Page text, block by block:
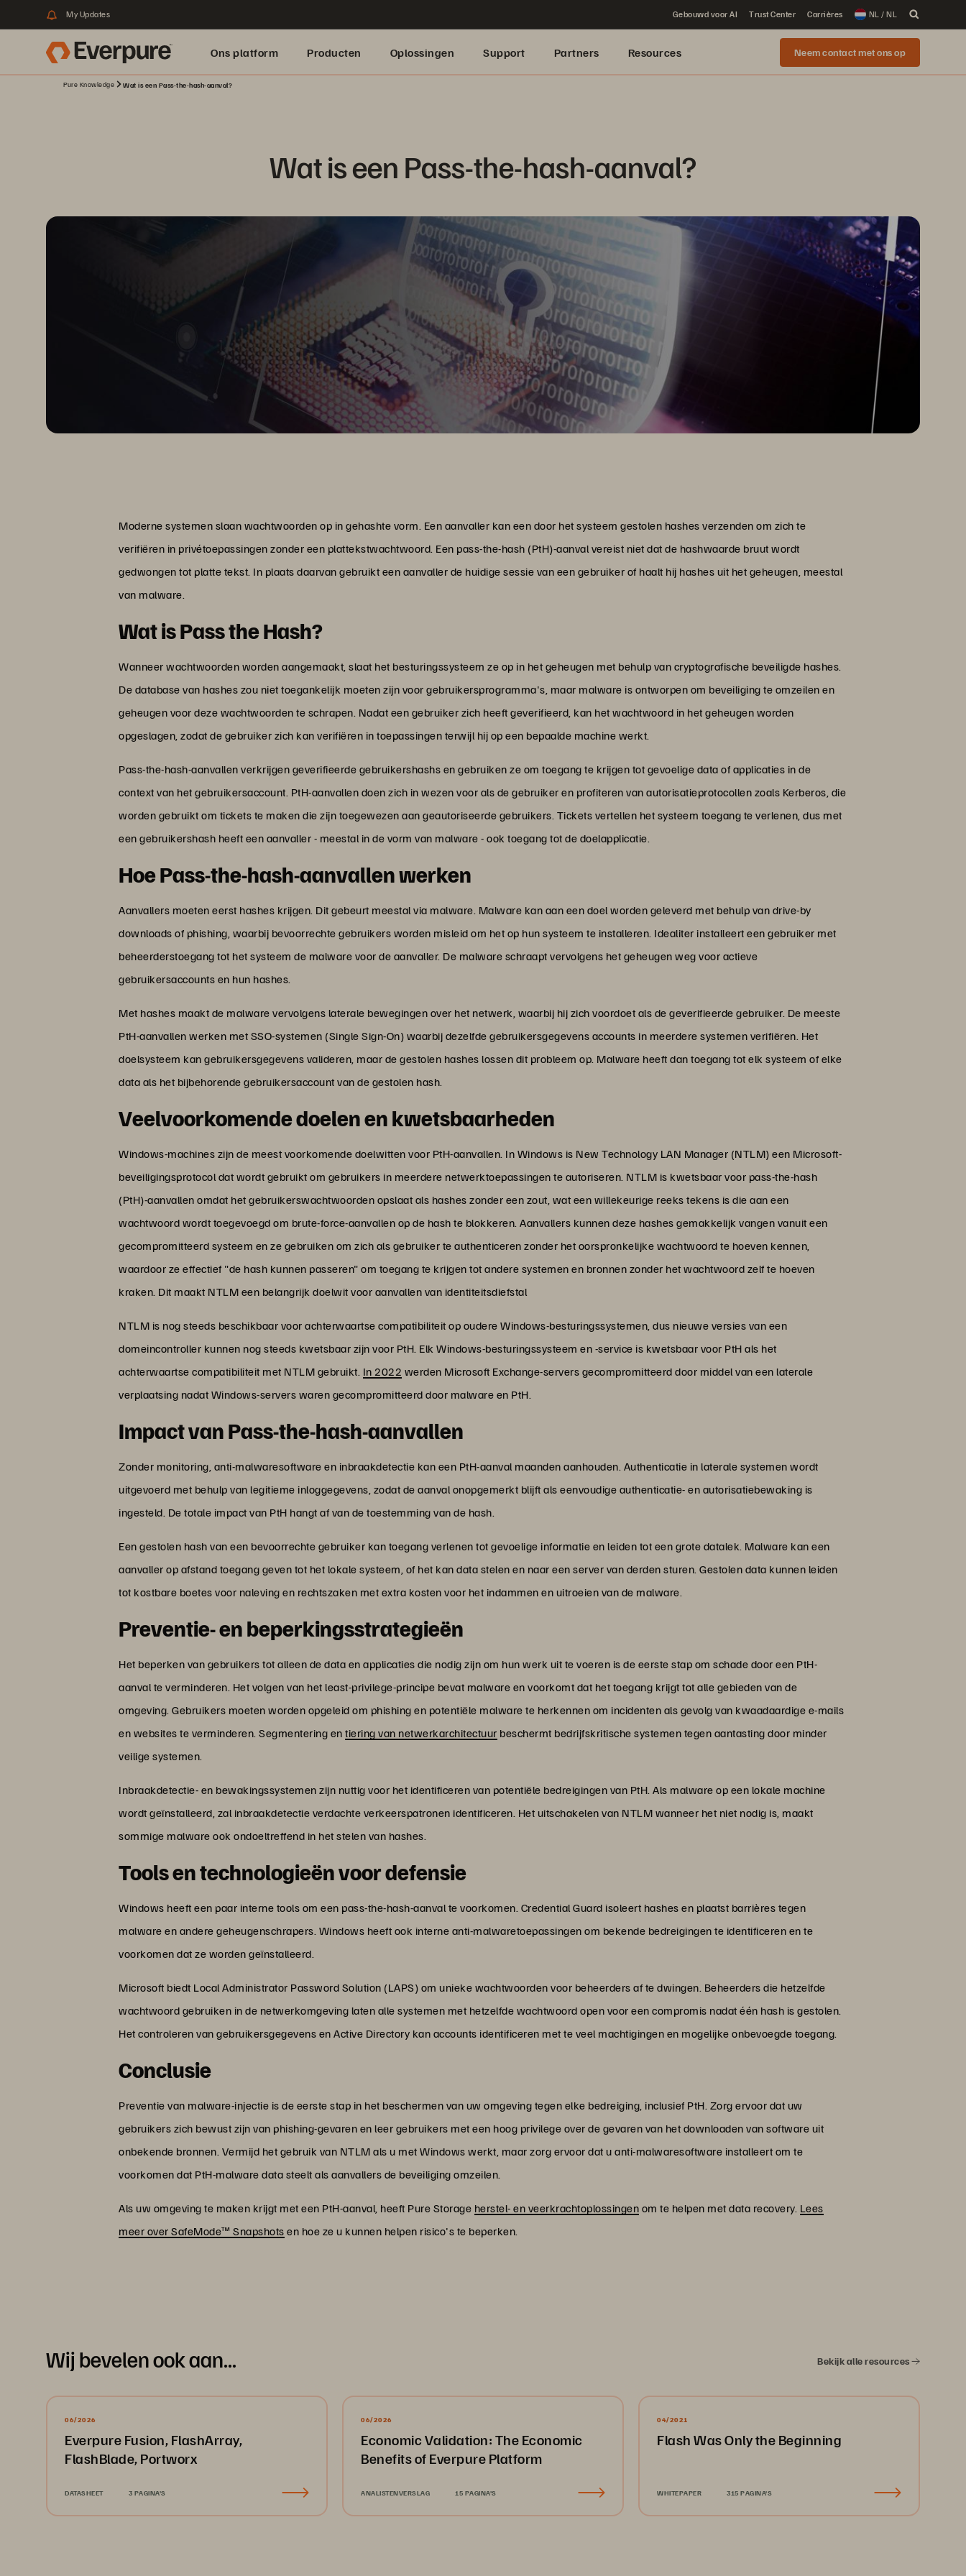
My Updates Gebouwd voor AI Trust Center Carrières NL / NL
Ons platform Producten Oplossingen Support Partners Resources Neem contact met ons op
Pure Knowledge Wat is een Pass-the-hash-aanval?
Wat is een Pass-the-hash-aanval?
Moderne systemen slaan wachtwoorden op in gehashte vorm. Een aanvaller kan een door het systeem gestolen hashes verzenden om zich te
verifiëren in privétoepassingen zonder een plattekstwachtwoord. Een pass-the-hash (PtH)-aanval vereist niet dat de hashwaarde bruut wordt
gedwongen tot platte tekst. In plaats daarvan gebruikt een aanvaller de huidige sessie van een gebruiker of haalt hij hashes uit het geheugen, meestal
van malware.
Wat is Pass the Hash?
Wanneer wachtwoorden worden aangemaakt, slaat het besturingssysteem ze op in het geheugen met behulp van cryptografische beveiligde hashes.
De database van hashes zou niet toegankelijk moeten zijn voor gebruikersprogramma's, maar malware is ontworpen om beveiliging te omzeilen en
geheugen voor deze wachtwoorden te schrapen. Nadat een gebruiker zich heeft geverifieerd, kan het wachtwoord in het geheugen worden
opgeslagen, zodat de gebruiker zich kan verifiëren in toepassingen terwijl hij op een bepaalde machine werkt.
Pass-the-hash-aanvallen verkrijgen geverifieerde gebruikershashs en gebruiken ze om toegang te krijgen tot gevoelige data of applicaties in de
context van het gebruikersaccount. PtH-aanvallen doen zich in wezen voor als de gebruiker en profiteren van autorisatieprotocollen zoals Kerberos, die
worden gebruikt om tickets te maken die zijn toegewezen aan geautoriseerde gebruikers. Tickets vertellen het systeem toegang te verlenen, dus met
een gebruikershash heeft een aanvaller - meestal in de vorm van malware - ook toegang tot de doelapplicatie.
Hoe Pass-the-hash-aanvallen werken
Aanvallers moeten eerst hashes krijgen. Dit gebeurt meestal via malware. Malware kan aan een doel worden geleverd met behulp van drive-by
downloads of phishing, waarbij bevoorrechte gebruikers worden misleid om het op hun systeem te installeren. Idealiter installeert een gebruiker met
beheerderstoegang tot het systeem de malware voor de aanvaller. De malware schraapt vervolgens het geheugen weg voor actieve
gebruikersaccounts en hun hashes.
Met hashes maakt de malware vervolgens laterale bewegingen over het netwerk, waarbij hij zich voordoet als de geverifieerde gebruiker. De meeste
PtH-aanvallen werken met SSO-systemen (Single Sign-On) waarbij dezelfde gebruikersgegevens accounts in meerdere systemen verifiëren. Het
doelsysteem kan gebruikersgegevens valideren, maar de gestolen hashes lossen dit probleem op. Malware heeft dan toegang tot elk systeem of elke
data als het bijbehorende gebruikersaccount van de gestolen hash.
Veelvoorkomende doelen en kwetsbaarheden
Windows-machines zijn de meest voorkomende doelwitten voor PtH-aanvallen. In Windows is New Technology LAN Manager (NTLM) een Microsoft-
beveiligingsprotocol dat wordt gebruikt om gebruikers in meerdere netwerktoepassingen te autoriseren. NTLM is kwetsbaar voor pass-the-hash
(PtH)-aanvallen omdat het gebruikerswachtwoorden opslaat als hashes zonder een zout, wat een willekeurige reeks tekens is die aan een
wachtwoord wordt toegevoegd om brute-force-aanvallen op de hash te blokkeren. Aanvallers kunnen deze hashes gemakkelijk vangen vanuit een
gecompromitteerd systeem en ze gebruiken om zich als gebruiker te authenticeren zonder het oorspronkelijke wachtwoord te hoeven kennen,
waardoor ze effectief "de hash kunnen passeren" om toegang te krijgen tot andere systemen en bronnen zonder het wachtwoord zelf te hoeven
kraken. Dit maakt NTLM een belangrijk doelwit voor aanvallen van identiteitsdiefstal
NTLM is nog steeds beschikbaar voor achterwaartse compatibiliteit op oudere Windows-besturingssystemen, dus nieuwe versies van een
domeincontroller kunnen nog steeds kwetsbaar zijn voor PtH. Elk Windows-besturingssysteem en -service is kwetsbaar voor PtH als het
achterwaartse compatibiliteit met NTLM gebruikt. In 2022 werden Microsoft Exchange-servers gecompromitteerd door middel van een laterale
verplaatsing nadat Windows-servers waren gecompromitteerd door malware en PtH.
Impact van Pass-the-hash-aanvallen
Zonder monitoring, anti-malwaresoftware en inbraakdetectie kan een PtH-aanval maanden aanhouden. Authenticatie in laterale systemen wordt
uitgevoerd met behulp van legitieme inloggegevens, zodat de aanval onopgemerkt blijft als eenvoudige authenticatie- en autorisatiebewaking is
ingesteld. De totale impact van PtH hangt af van de toestemming van de hash.
Een gestolen hash van een bevoorrechte gebruiker kan toegang verlenen tot gevoelige informatie en leiden tot een grote datalek. Malware kan een
aanvaller op afstand toegang geven tot het lokale systeem, of het kan data stelen en naar een server van derden sturen. Gestolen data kunnen leiden
tot kostbare boetes voor naleving en rechtszaken met extra kosten voor het indammen en uitroeien van de malware.
Preventie- en beperkingsstrategieën
Het beperken van gebruikers tot alleen de data en applicaties die nodig zijn om hun werk uit te voeren is de eerste stap om schade door een PtH-
aanval te verminderen. Het volgen van het least-privilege-principe bevat malware en voorkomt dat het toegang krijgt tot alle gebieden van de
omgeving. Gebruikers moeten worden opgeleid om phishing en potentiële malware te herkennen om incidenten als gevolg van kwaadaardige e-mails
en websites te verminderen. Segmentering entiering van netwerkarchitectuur beschermt bedrijfskritische systemen tegen aantasting door minder
veilige systemen.
Inbraakdetectie- en bewakingssystemen zijn nuttig voor het identificeren van potentiële bedreigingen van PtH. Als malware op een lokale machine
wordt geïnstalleerd, zal inbraakdetectie verdachte verkeerspatronen identificeren. Het uitschakelen van NTLM wanneer het niet nodig is, maakt
sommige malware ook ondoeltreffend in het stelen van hashes.
Tools en technologieën voor defensie
Windows heeft een paar interne tools om een pass-the-hash-aanval te voorkomen. Credential Guard isoleert hashes en plaatst barrières tegen
malware en andere geheugenschrapers. Windows heeft ook interne anti-malwaretoepassingen om bekende bedreigingen te identificeren en te
voorkomen dat ze worden geïnstalleerd.
Microsoft biedt Local Administrator Password Solution (LAPS) om unieke wachtwoorden voor beheerders af te dwingen. Beheerders die hetzelfde
wachtwoord gebruiken in de netwerkomgeving laten alle systemen met hetzelfde wachtwoord open voor een compromis nadat één hash is gestolen.
Het controleren van gebruikersgegevens en Active Directory kan accounts identificeren met te veel machtigingen en mogelijke onbevoegde toegang.
Conclusie
Preventie van malware-injectie is de eerste stap in het beschermen van uw omgeving tegen elke bedreiging, inclusief PtH. Zorg ervoor dat uw
gebruikers zich bewust zijn van phishing-gevaren en leer gebruikers met een hoog privilege over de gevaren van het downloaden van software uit
onbekende bronnen. Vermijd het gebruik van NTLM als u met Windows werkt, maar zorg ervoor dat u anti-malwaresoftware installeert om te
voorkomen dat PtH-malware data steelt als aanvallers de beveiliging omzeilen.
Als uw omgeving te maken krijgt met een PtH-aanval, heeft Pure Storage herstel- en veerkrachtoplossingen om te helpen met data recovery. Lees
meer over SafeMode™ Snapshots en hoe ze u kunnen helpen risico's te beperken.
Wij bevelen ook aan... Bekijk alle resources
06/2026
Everpure Fusion, FlashArray,
FlashBlade, Portworx
DATASHEET 3 PAGINA'S
06/2026
Economic Validation: The Economic
Benefits of Everpure Platform
ANALISTENVERSLAG 15 PAGINA'S
04/2021
Flash Was Only the Beginning
WHITEPAPER 315 PAGINA'S